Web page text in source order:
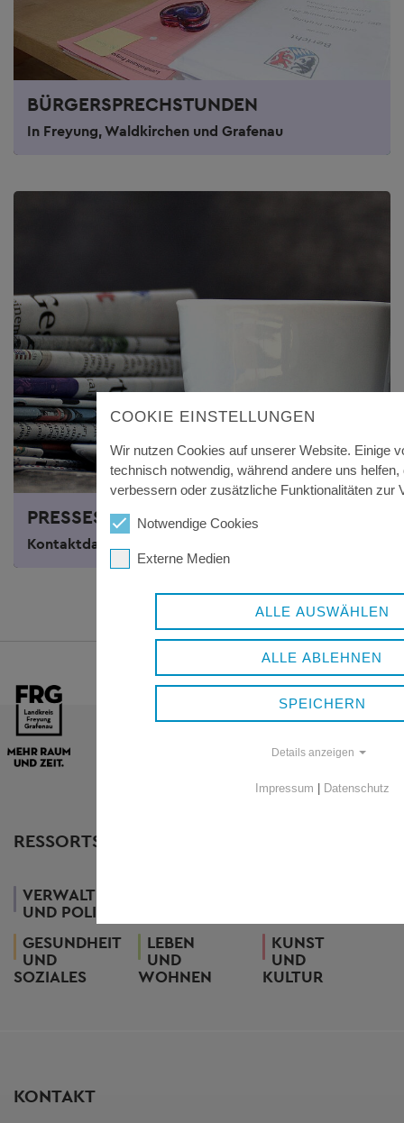
BÜRGERSPRECHSTUNDEN
In Freyung, Waldkirchen und Grafenau
PRESSESTELLE
Kontaktdaten der Presse- und Öffentlichkeitsarbeit
RESSORTS
VERWALTUNG
UND POLITIK
GESUNDHEIT
UND
SOZIALES
LEBEN
UND
WOHNEN
KUNST
UND
KULTUR
KONTAKT
COOKIE EINSTELLUNGEN
Wir nutzen Cookies auf unserer Website. Einige
technisch notwendig, während andere uns
verbessern oder zusätzliche Funktionalitäten zur
Notwendige Cookies
Externe Medien
ALLE AUSWÄHLEN
ALLE ABLEHNEN
SPEICHERN
Details anzeigen
Impressum | Datenschutz